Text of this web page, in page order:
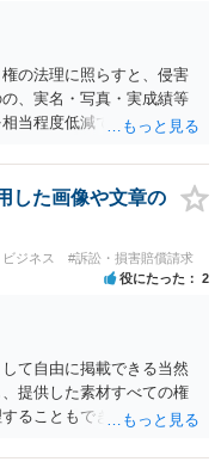
の法理に照らすと、侵害
、実名・写真・実成績等
当程度低減できる設計に
合に「専ら顧客吸引力の
ため、一定の注意が必要
一定の影響を与える可能
。 パブリシティ権侵害の
とするか」という点で判
目的」を強く示す要素で
ありません。完全無償・
しての側面が強く評価さ
る場合は「商業利用」と
があります。 公開前に変
でアドバイスするにも限
弁護士に相談されること
した画像や文章の
ジネス #訴訟・損害賠償請求
役にたった 2
て自由に掲載できる当然
提供した素材すべての権
ることもできません。 ご
主体のロゴ、商品情報、